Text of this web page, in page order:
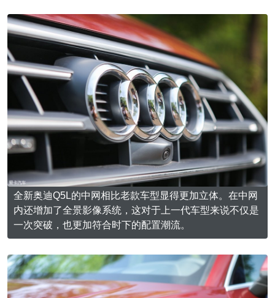
全新奥迪Q5L的中网相比老款车型显得更加立体。在中网
内还增加了全景影像系统，这对于上一代车型来说不仅是
一次突破，也更加符合时下的配置潮流。